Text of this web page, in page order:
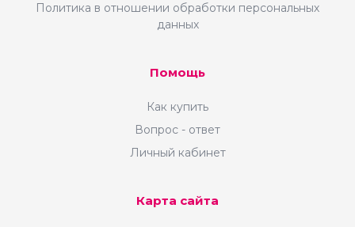
Политика в отношении обработки персональных
данных
Помощь
Как купить
Вопрос - ответ
Личный кабинет
Карта сайта